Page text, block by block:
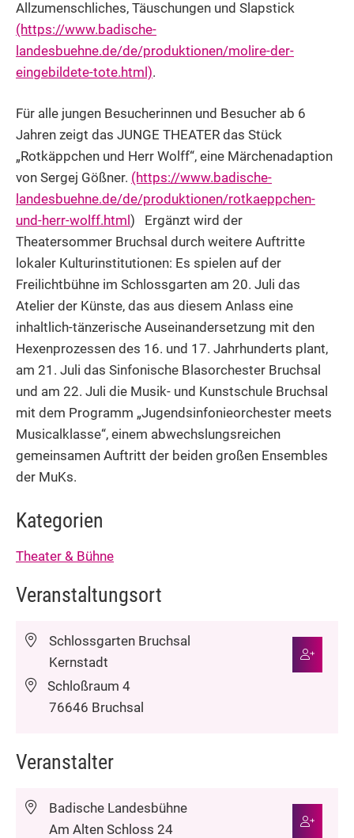
Allzumenschliches, Täuschungen und Slapstick
(https://www.badische-
landesbuehne.de/de/produktionen/molire-der-
eingebildete-tote.html).
Für alle jungen Besucherinnen und Besucher ab 6
Jahren zeigt das JUNGE THEATER das Stück
„Rotkäppchen und Herr Wolff“, eine Märchenadaption
von Sergej Gößner. (https://www.badische-
landesbuehne.de/de/produktionen/rotkaeppchen-
und-herr-wolff.html ) Ergänzt wird der
Theatersommer Bruchsal durch weitere Auftritte
lokaler Kulturinstitutionen: Es spielen auf der
Freilichtbühne im Schlossgarten am 20. Juli das
Atelier der Künste, das aus diesem Anlass eine
inhaltlich-tänzerische Auseinandersetzung mit den
Hexenprozessen des 16. und 17. Jahrhunderts plant,
am 21. Juli das Sinfonische Blasorchester Bruchsal
und am 22. Juli die Musik- und Kunstschule Bruchsal
mit dem Programm „Jugendsinfonieorchester meets
Musicalklasse“, einem abwechslungsreichen
gemeinsamen Auftritt der beiden großen Ensembles
der MuKs.
Kategorien
Theater & Bühne
Veranstaltungsort
Schlossgarten Bruchsal
Kernstadt
Schloßraum 4
76646 Bruchsal
Veranstalter
Badische Landesbühne
Am Alten Schloss 24